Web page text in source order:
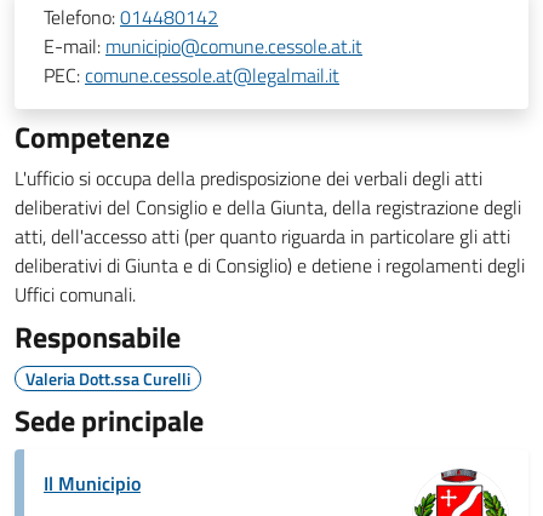
Telefono:014480142
E-mail: municipio@comune.cessole.at.it
PEC:comune.cessole.at@legalmail.it
Competenze
L'ufficio si occupa della predisposizione dei verbali degli atti
deliberativi del Consiglio e della Giunta, della registrazione degli
atti, dell'accesso atti (per quanto riguarda in particolare gli atti
deliberativi di Giunta e di Consiglio) e detiene i regolamenti degli
Uffici comunali.
Responsabile
Valeria Dott.ssa Curelli
Sede principale
Il Municipio